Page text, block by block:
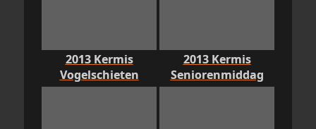
2013 Kermis
Vogelschieten
2013 Kermis
Seniorenmiddag